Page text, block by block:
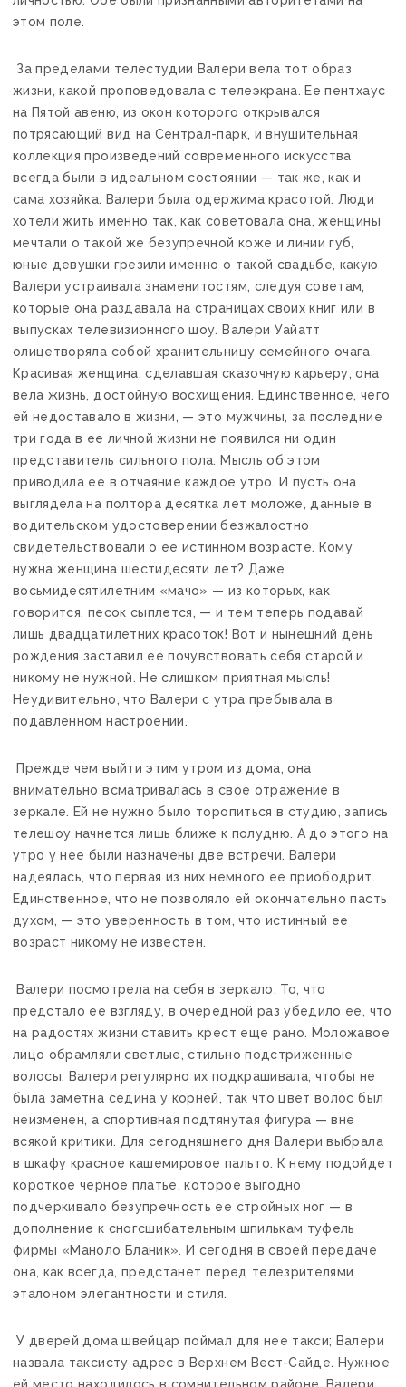
этом поле.
За пределами телестудии Валери вела тот образ
жизни, какой проповедовала с телеэкрана. Ее пентхаус
на Пятой авеню, из окон которого открывался
потрясающий вид на Сентрал-парк, и внушительная
коллекция произведений современного искусства
всегда были в идеальном состоянии — так же, как и
сама хозяйка. Валери была одержима красотой. Люди
хотели жить именно так, как советовала она, женщины
мечтали о такой же безупречной коже и линии губ,
юные девушки грезили именно о такой свадьбе, какую
Валери устраивала знаменитостям, следуя советам,
которые она раздавала на страницах своих книг или в
выпусках телевизионного шоу. Валери Уайатт
олицетворяла собой хранительницу семейного очага.
Красивая женщина, сделавшая сказочную карьеру, она
вела жизнь, достойную восхищения. Единственное, чего
ей недоставало в жизни, — это мужчины, за последние
три года в ее личной жизни не появился ни один
представитель сильного пола. Мысль об этом
приводила ее в отчаяние каждое утро. И пусть она
выглядела на полтора десятка лет моложе, данные в
водительском удостоверении безжалостно
свидетельствовали о ее истинном возрасте. Кому
нужна женщина шестидесяти лет? Даже
восьмидесятилетним «мачо» — из которых, как
говорится, песок сыплется, — и тем теперь подавай
лишь двадцатилетних красоток! Вот и нынешний день
рождения заставил ее почувствовать себя старой и
никому не нужной. Не слишком приятная мысль!
Неудивительно, что Валери с утра пребывала в
подавленном настроении.
Прежде чем выйти этим утром из дома, она
внимательно всматривалась в свое отражение в
зеркале. Ей не нужно было торопиться в студию, запись
телешоу начнется лишь ближе к полудню. А до этого на
утро у нее были назначены две встречи. Валери
надеялась, что первая из них немного ее приободрит.
Единственное, что не позволяло ей окончательно пасть
духом, — это уверенность в том, что истинный ее
возраст никому не известен.
Валери посмотрела на себя в зеркало. То, что
предстало ее взгляду, в очередной раз убедило ее, что
на радостях жизни ставить крест еще рано. Моложавое
лицо обрамляли светлые, стильно подстриженные
волосы. Валери регулярно их подкрашивала, чтобы не
была заметна седина у корней, так что цвет волос был
неизменен, а спортивная подтянутая фигура — вне
всякой критики. Для сегодняшнего дня Валери выбрала
в шкафу красное кашемировое пальто. К нему подойдет
короткое черное платье, которое выгодно
подчеркивало безупречность ее стройных ног — в
дополнение к сногсшибательным шпилькам туфель
фирмы «Маноло Бланик». И сегодня в своей передаче
она, как всегда, предстанет перед телезрителями
эталоном элегантности и стиля.
У дверей дома швейцар поймал для нее такси; Валери
назвала таксисту адрес в Верхнем Вест-Сайде. Нужное